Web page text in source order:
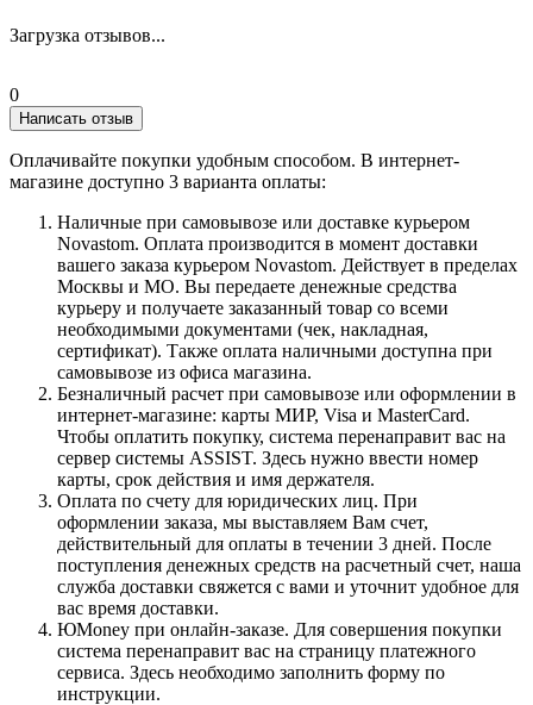
Загрузка отзывов...
0
Написать отзыв
Оплачивайте покупки удобным способом. В интернет-
магазине доступно 3 варианта оплаты:
Наличные при самовывозе или доставке курьером
Novastom. Оплата производится в момент доставки
вашего заказа курьером Novastom. Действует в пределах
Москвы и МО. Вы передаете денежные средства
курьеру и получаете заказанный товар со всеми
необходимыми документами (чек, накладная,
сертификат). Также оплата наличными доступна при
самовывозе из офиса магазина.
Безналичный расчет при самовывозе или оформлении в
интернет-магазине: карты МИР, Visa и MasterCard.
Чтобы оплатить покупку, система перенаправит вас на
сервер системы ASSIST. Здесь нужно ввести номер
карты, срок действия и имя держателя.
Оплата по счету для юридических лиц. При
оформлении заказа, мы выставляем Вам счет,
действительный для оплаты в течении 3 дней. После
поступления денежных средств на расчетный счет, наша
служба доставки свяжется с вами и уточнит удобное для
вас время доставки.
ЮMoney при онлайн-заказе. Для совершения покупки
система перенаправит вас на страницу платежного
сервиса. Здесь необходимо заполнить форму по
инструкции.